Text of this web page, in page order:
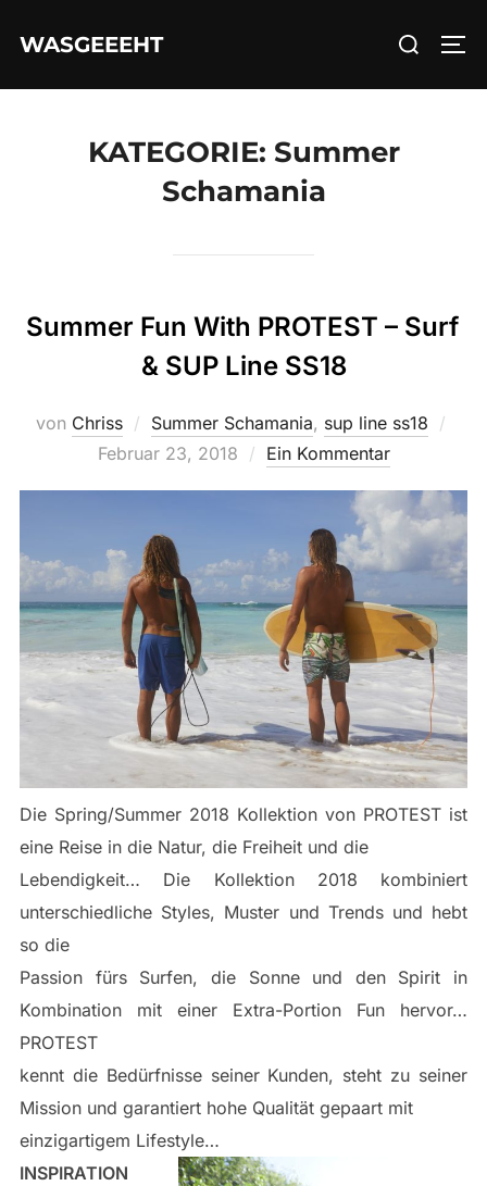
InhaltWASGEEEHT
Suchen
KATEGORIE: Summer
Schamania
Summer Fun With PROTEST – Surf
& SUP Line SS18
von Chriss Summer Schamania, sup line ss18
Februar 23, 2018 Ein Kommentar
Die Spring/Summer 2018 Kollektion von PROTEST ist
eine Reise in die Natur, die Freiheit und die
Lebendigkeit… Die Kollektion 2018 kombiniert
unterschiedliche Styles, Muster und Trends und hebt
so die
Passion fürs Surfen, die Sonne und den Spirit in
Kombination mit einer Extra-Portion Fun hervor…
PROTEST
kennt die Bedürfnisse seiner Kunden, steht zu seiner
Mission und garantiert hohe Qualität gepaart mit
einzigartigem Lifestyle…
INSPIRATION